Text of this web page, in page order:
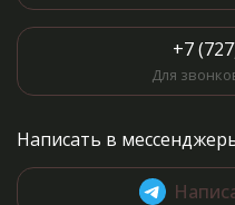
+7
Для
Написать в